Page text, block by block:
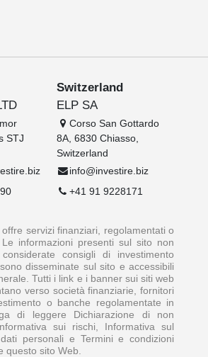
STJ
Switzerland
ELP SA
Corso San Gottardo
8A, 6830 Chiasso,
Switzerland
info@investire.biz
+41 91 9228171
servizi finanziari, regolamentati o
informazioni presenti sul sito non
consigli di investimento
disseminate sul sito e accessibili
Tutti i link e i banner sui siti web
verso società finanziarie, fornitori
o banche regolamentate in
di leggere Dichiarazione di non
sui rischi, Informativa sul
personali e Termini e condizioni
questo sito Web.